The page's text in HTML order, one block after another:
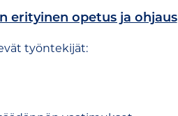
erityinen opetus ja ohjaus
työntekijät: